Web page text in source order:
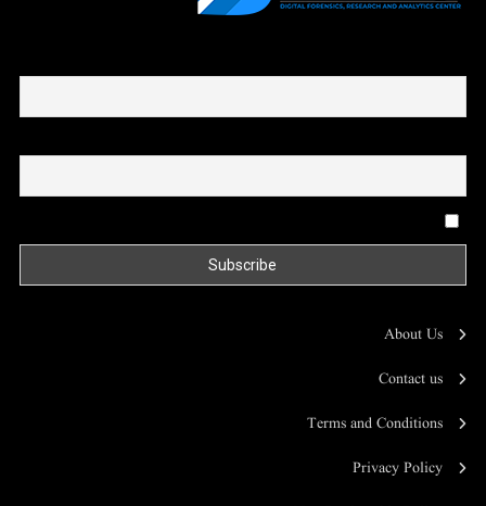
About Us
Contact us
Terms and Conditions
Privacy Policy